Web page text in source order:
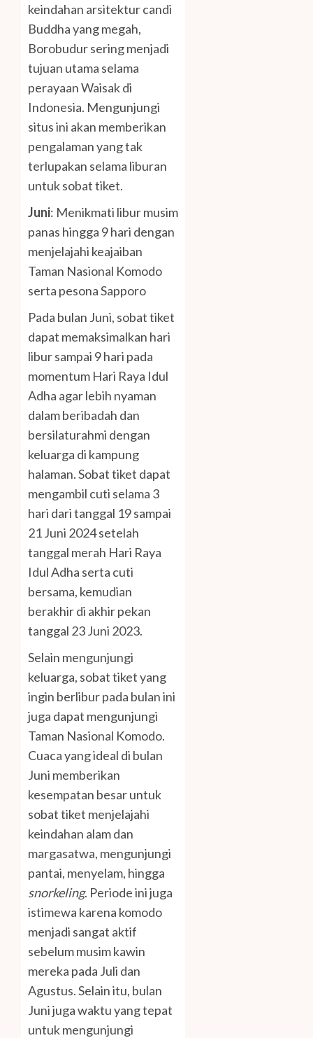
keindahan arsitektur candi
Buddha yang megah,
Borobudur sering menjadi
tujuan utama selama
perayaan Waisak di
Indonesia. Mengunjungi
situs ini akan memberikan
pengalaman yang tak
terlupakan selama liburan
untuk sobat tiket.
Juni: Menikmati libur musim
panas hingga 9 hari dengan
menjelajahi keajaiban
Taman Nasional Komodo
serta pesona Sapporo
Pada bulan Juni, sobat tiket
dapat memaksimalkan hari
libur sampai 9 hari pada
momentum Hari Raya Idul
Adha agar lebih nyaman
dalam beribadah dan
bersilaturahmi dengan
keluarga di kampung
halaman. Sobat tiket dapat
mengambil cuti selama 3
hari dari tanggal 19 sampai
21 Juni 2024 setelah
tanggal merah Hari Raya
Idul Adha serta cuti
bersama, kemudian
berakhir di akhir pekan
tanggal 23 Juni 2023.
Selain mengunjungi
keluarga, sobat tiket yang
ingin berlibur pada bulan ini
juga dapat mengunjungi
Taman Nasional Komodo.
Cuaca yang ideal di bulan
Juni memberikan
kesempatan besar untuk
sobat tiket menjelajahi
keindahan alam dan
margasatwa, mengunjungi
pantai, menyelam, hingga
snorkeling. Periode ini juga
istimewa karena komodo
menjadi sangat aktif
sebelum musim kawin
mereka pada Juli dan
Agustus. Selain itu, bulan
Juni juga waktu yang tepat
untuk mengunjungi